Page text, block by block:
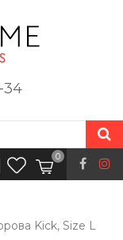
34
0
Kick, Size L